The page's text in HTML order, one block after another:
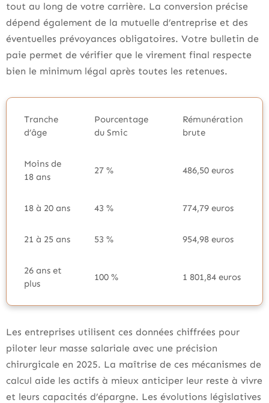
tout au long de votre carrière. La conversion précise
dépend également de la mutuelle d’entreprise et des
éventuelles prévoyances obligatoires. Votre bulletin de
paie permet de vérifier que le virement final respecte
bien le minimum légal après toutes les retenues.
Tranche
d’âge
Pourcentage
du Smic
Rémunération
brute
Moins de
18 ans
27 % 486,50 euros
18 à 20 ans 43 % 774,79 euros
21 à 25 ans 53 % 954,98 euros
26 ans et
plus
100 % 1 801,84 euros
Les entreprises utilisent ces données chiffrées pour
piloter leur masse salariale avec une précision
chirurgicale en 2025. La maîtrise de ces mécanismes de
calcul aide les actifs à mieux anticiper leur reste à vivre
et leurs capacités d’épargne. Les évolutions législatives